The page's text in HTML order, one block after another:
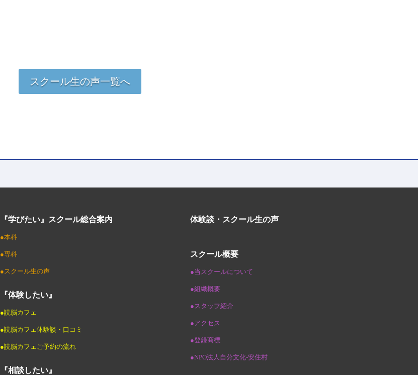
スクール生の声一覧へ
『学びたい』スクール総合案内
●本科
●専科
●スクール生の声
『体験したい』
●読脳カフェ
●読脳カフェ体験談・口コミ
●読脳カフェご予約の流れ
『相談したい』
体験談・スクール生の声
スクール概要
●当スクールについて
●組織概要
●スタッフ紹介
●アクセス
●登録商標
●NPO法人自分文化-安住村